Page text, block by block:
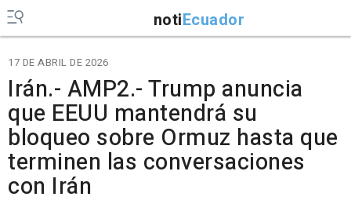
notiEcuador
17 DE ABRIL DE 2026
Irán.- AMP2.- Trump anuncia
que EEUU mantendrá su
bloqueo sobre Ormuz hasta que
terminen las conversaciones
con Irán